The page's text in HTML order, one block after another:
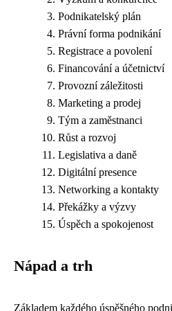
Podnikatelský plán
Právní forma podnikání
Registrace a povolení
Financování a účetnictví
Provozní záležitosti
Marketing a prodej
Tým a zaměstnanci
Růst a rozvoj
Legislativa a daně
Digitální presence
Networking a kontakty
Překážky a výzvy
Úspěch a spokojenost
Nápad a trh
Základem každého úspěšného